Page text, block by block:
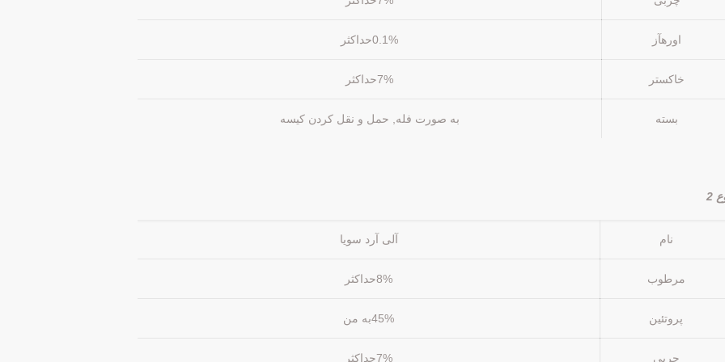
اورهآز 0.1%حداکثر
خاکستر 7%حداکثر
بسته به صورت فله, حمل و نقل کردن کیسه
2
نام آلی آرد سویا
مرطوب 8%حداکثر
پروتئين 45%به من
چربی 7%حداکثر